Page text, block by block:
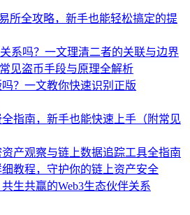
所全攻略，新手也能轻松搞定的提
系吗？一文理清二者的关联与边界
见盗币手段与原理全解析
？一文教你快速识别正版
指南，新手也能快速上手（附常见
产观察与链上数据追踪工具全指南
教程，守护你的链上资产安全
生共赢的Web3生态伙伴关系